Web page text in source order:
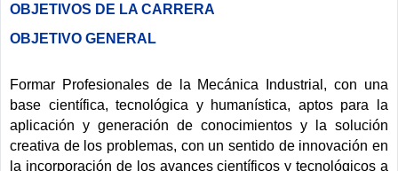
OBJETIVOS DE LA CARRERA
OBJETIVO GENERAL
Formar Profesionales de la Mecánica Industrial, con una
base científica, tecnológica y humanística, aptos para la
aplicación y generación de conocimientos y la solución
creativa de los problemas, con un sentido de innovación en
la incorporación de los avances científicos y tecnológicos a